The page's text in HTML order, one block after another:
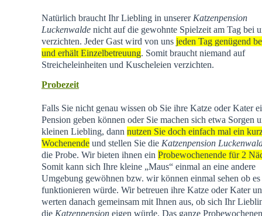
Natürlich braucht Ihr Liebling in unserer Katzenpension
Luckenwaldenicht auf die gewohnte Spielzeit am Tag bei
verzichten. Jeder Gast wird von uns jeden Tag genügend
und erhält Einzelbetreuung. Somit braucht niemand auf
Streicheleinheiten und Kuscheleien verzichten.
Probezeit
Falls Sie nicht genau wissen ob Sie ihre Katze oder Kater
Pension geben können oder Sie machen sich etwa Sorgen
kleinen Liebling, dann nutzen Sie doch einfach mal ein
Wochenendeund stellen Sie die Katzenpension
die Probe. Wir bieten ihnen ein Probewochenende für 2
Somit kann sich Ihre kleine „Maus“ einmal an eine andere
Umgebung gewöhnen bzw. wir können einmal sehen ob es
funktionieren würde. Wir betreuen ihre Katze oder Kater
werten danach gemeinsam mit Ihnen aus, ob sich Ihr
die Katzenpensioneigen würde. Das ganze